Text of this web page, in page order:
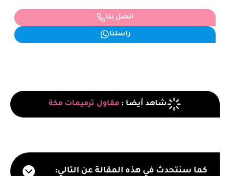
اتصل بنا
راسلنا
شاهد أيضا : مقاول ترميمات مكة
كما سنتحدث في هذه المقالة عن التالي: